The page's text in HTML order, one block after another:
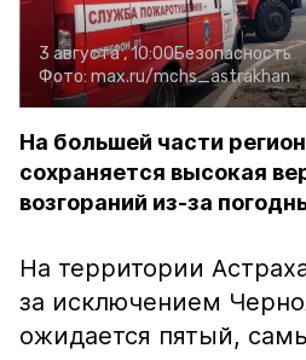
3 августа , 10:00Безопасность
Фото: max.ru/mchs_astrakhan
На большей части
сохраняется высокая
возгораний из-за
На территории
за исключением
ожидается пятый,